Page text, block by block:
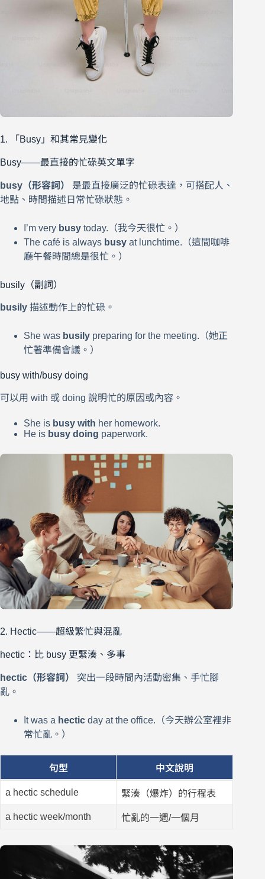
1. 「Busy」和其常見變化
Busy——最直接的忙碌英文單字
busy（形容詞）
是最直接廣泛的忙碌表達，可搭配人、
地點、時間描述日常忙碌狀態。
I’m very busy today.（我今天很忙。）
The café is always busy at lunchtime.（這間咖啡
廳午餐時間總是很忙。）
busily（副詞）
busily 描述動作上的忙碌。
She was busily preparing for the meeting.（她正
忙著準備會議。）
busy with/busy doing
可以用 with 或 doing 說明忙的原因或內容。
She is busy with her homework.
He is busy doing paperwork.
2. Hectic——超級繁忙與混亂
hectic：比 busy 更緊湊、多事
hectic（形容詞）
突出一段時間內活動密集、手忙腳
亂。
It was a hectic day at the office.（今天辦公室裡非
常忙亂。）
句型 中文說明
a hectic schedule 緊湊（爆炸）的行程表
a hectic week/month 忙亂的一週/一個月